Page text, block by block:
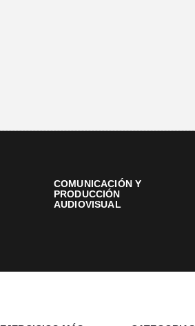
COMUNICACIÓN Y
PRODUCCIÓN
AUDIOVISUAL